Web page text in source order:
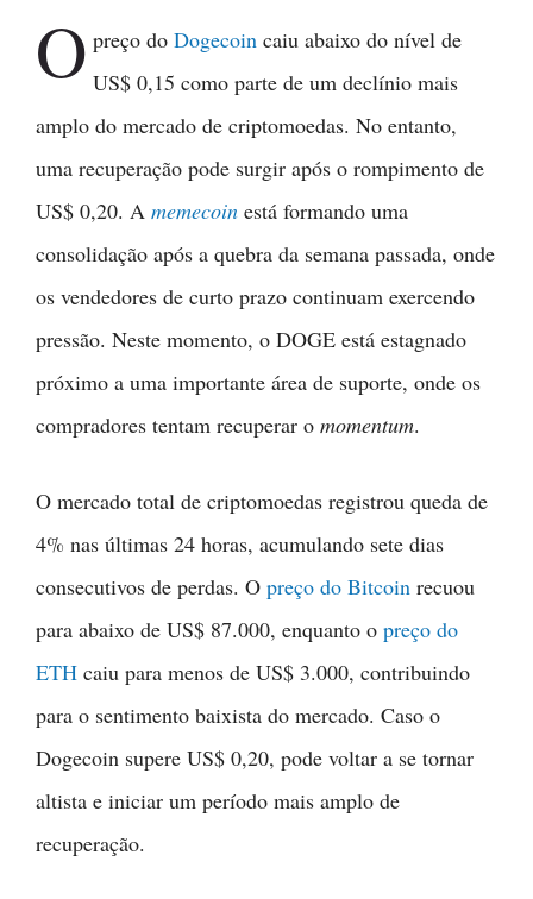
O preço doDogecoin caiu abaixo do nível de
US$ 0,15 como parte de um declínio mais
amplo do mercado de criptomoedas. No entanto,
uma recuperação pode surgir após o rompimento de
US$ 0,20. A memecoin está formando uma
consolidação após a quebra da semana passada, onde
os vendedores de curto prazo continuam exercendo
pressão. Neste momento, o DOGE está estagnado
próximo a uma importante área de suporte, onde os
compradores tentam recuperar o momentum.
O mercado total de criptomoedas registrou queda de
4% nas últimas 24 horas, acumulando sete dias
consecutivos de perdas. O preço do Bitcoin recuou
para abaixo de US$ 87.000, enquanto o preço do
ETH caiu para menos de US$ 3.000, contribuindo
para o sentimento baixista do mercado. Caso o
Dogecoin supere US$ 0,20, pode voltar a se tornar
altista e iniciar um período mais amplo de
recuperação.